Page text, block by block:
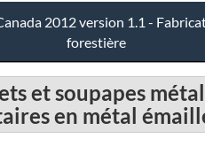
2012 version 1.1 -
forestière
et soupapes
en métal